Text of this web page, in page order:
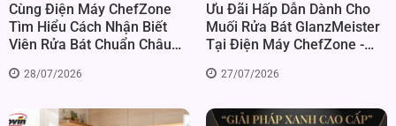
Cùng Điện Máy ChefZone
Tìm Hiểu Cách Nhận Biết
Viên Rửa Bát Chuẩn Châu
28/07/2026
Ưu Đãi Hấp Dẫn Dành Cho
Muối Rửa Bát GlanzMeister
Tại Điện Máy ChefZone -
Chén Cao Cấp
27/07/2026